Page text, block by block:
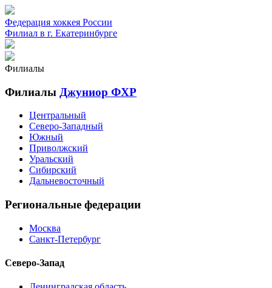
Федерация хоккея России
Филиал в г. Екатеринбурге
Филиалы
Филиалы Джуниор ФХР
Центральный
Северо-Западный
Южный
Приволжский
Уральский
Сибирский
Дальневосточный
Региональные федерации
Москва
Санкт-Петербург
Северо-Запад